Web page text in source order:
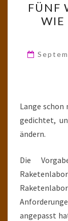
FÜNF
WIE
Lange
gedichtet,
ändern.
Die
angepasst